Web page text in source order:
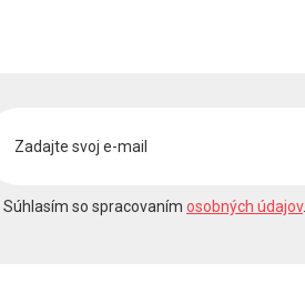
Súhlasím so spracovaním osobných údajov.